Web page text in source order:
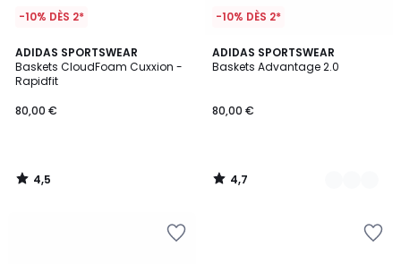
-10% DÈS 2*
ADIDAS SPORTSWEAR
Baskets CloudFoam Cuxxion -
Rapidfit
80,00 €
4,5
/ 5
4,5
/
-10% DÈS 2*
ADIDAS SPORTSWEAR
Baskets Advantage 2.0
80,00 €
4,7
/ 5
2
Couleurs
4,7
/